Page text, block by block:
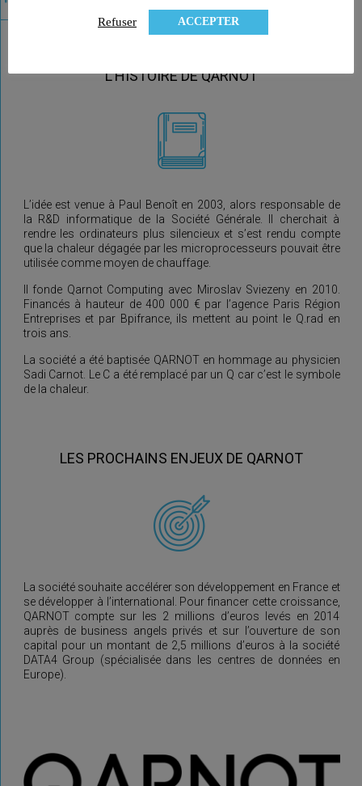
L’HISTOIRE DE QARNOT
L’idée est venue à Paul Benoît en 2003, alors responsable de
la R&D informatique de la Société Générale. Il cherchait à
rendre les ordinateurs plus silencieux et s’est rendu compte
que la chaleur dégagée par les microprocesseurs pouvait être
utilisée comme moyen de chauffage.
Il fonde Qarnot Computing avec Miroslav Sviezeny en 2010.
Financés à hauteur de 400 000 € par l’agence Paris Région
Entreprises et par Bpifrance, ils mettent au point le Q.rad en
trois ans.
La société a été baptisée QARNOT en hommage au physicien
Sadi Carnot. Le C a été remplacé par un Q car c’est le symbole
de la chaleur.
LES PROCHAINS ENJEUX DE QARNOT
La société souhaite accélérer son développement en France et
se développer à l’international. Pour financer cette croissance,
QARNOT compte sur les 2 millions d’euros levés en 2014
auprès de business angels privés et sur l’ouverture de son
capital pour un montant de 2,5 millions d’euros à la société
DATA4 Group (spécialisée dans les centres de données en
Europe).
Refuser ACCEPTER